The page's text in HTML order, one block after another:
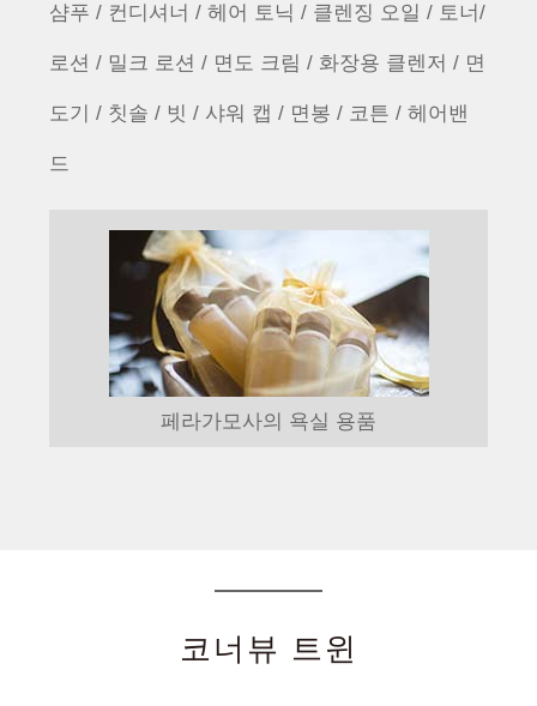
샴푸 / 컨디셔너 / 헤어 토닉 / 클렌징 오일 / 토너/
로션 / 밀크 로션 / 면도 크림 / 화장용 클렌저 / 면
도기 / 칫솔 / 빗 / 샤워 캡 / 면봉 / 코튼 / 헤어밴
드
페라가모사의 욕실 용품
코너뷰 트윈